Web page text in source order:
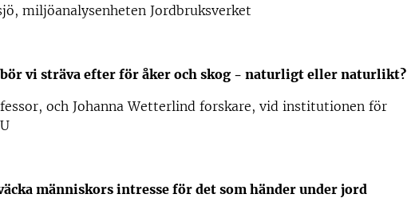
miljöanalysenheten Jordbruksverket
bör vi sträva efter för åker och skog - naturligt eller naturlikt?
och Johanna Wetterlind forskare, vid institutionen för
människors intresse för det som händer under jord